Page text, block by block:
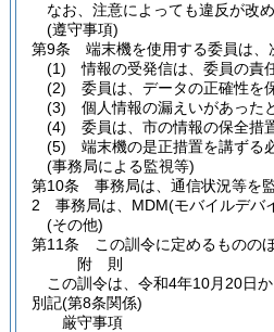
なお、注意によっても違反が改
(遵守事項)
第9条
端末機を使用する委員は、
(1)
情報の受発信は、委員の責
(2)
委員は、データの正確性を
(3)
個人情報の漏えいがあった
(4)
委員は、市の情報の保全措
(5)
端末機の是正措置を講ずる
(事務局による監視等)
第10条
事務局は、通信状況等を
2
事務局は、MDM(モバイルデバ
(その他)
第11条
この訓令に定めるものの
附 則
この訓令は、令和4年10月20日か
別記(第8条関係)
厳守事項